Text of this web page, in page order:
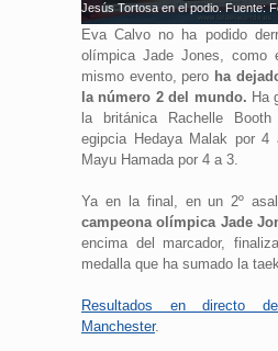
Jesús Tortosa en el podio. Fuente:
Eva Calvo no ha podido
olímpica Jade Jones, como
mismo evento, pero ha
la número 2 del mundo. Ha
la británica Rachelle
egipcia Hedaya Malak por
Mayu Hamada por 4 a 3.
Ya en la final, en un 2º
campeona olímpica Jade
encima del marcador,
medalla que ha sumado la
Resultados en directo
Manchester.